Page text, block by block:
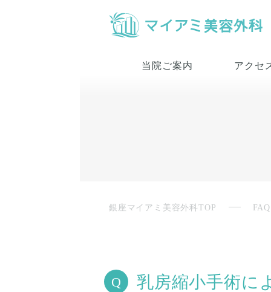
当院ご案内 アクセ
銀座マイアミ美容外科TOP FAQ
乳房縮小手術に